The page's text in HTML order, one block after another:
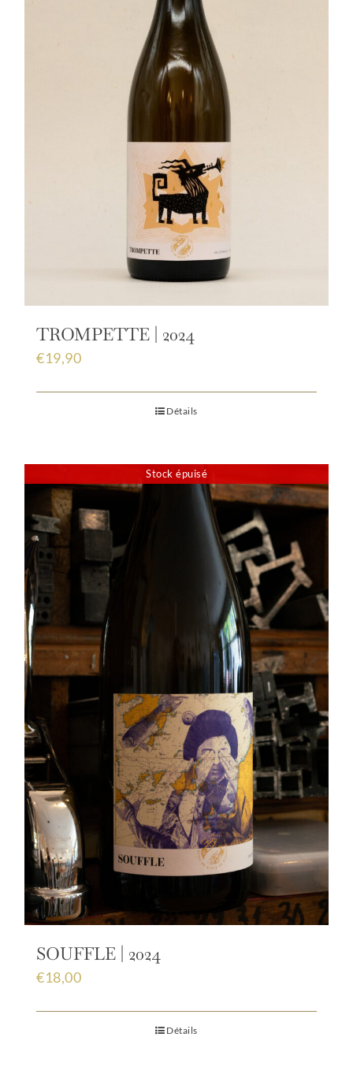
TROMPETTE | 2024
€19,90
Détails
Stock épuisé
SOUFFLE | 2024
€18,00
Détails